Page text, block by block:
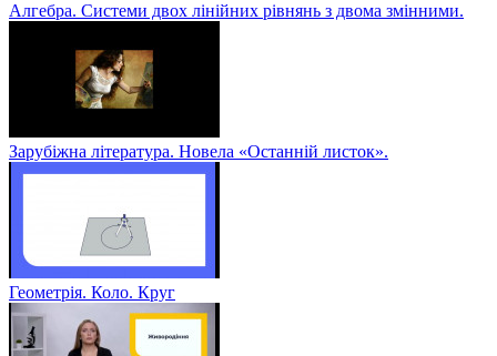
Алгебра. Системи двох лінійних рівнянь з двома змінними.
Зарубіжна література. Новела «Останній листок».
Геометрія. Коло. Круг